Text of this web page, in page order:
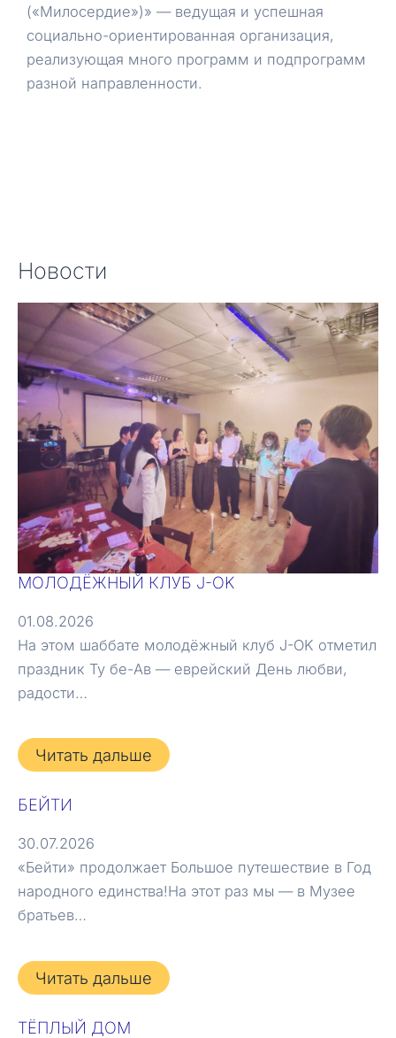
(«Милосердие»)» — ведущая и успешная
социально-ориентированная организация,
реализующая много программ и подпрограмм
разной направленности.
Новости
МОЛОДЁЖНЫЙ КЛУБ J-OK
01.08.2026
На этом шаббате молодёжный клуб J-OK отметил
праздник Ту бе-Ав — еврейский День любви,
радости…
Читать дальше
БЕЙТИ
30.07.2026
«Бейти» продолжает Большое путешествие в Год
народного единства!На этот раз мы — в Музее
братьев…
Читать дальше
ТЁПЛЫЙ ДОМ